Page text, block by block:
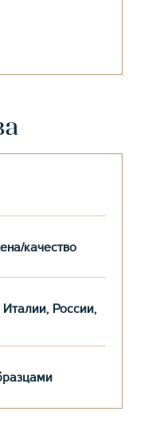
качество
России,